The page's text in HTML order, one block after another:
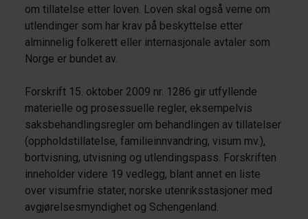
om tillatelse etter loven. Loven skal også verne om
utlendinger som har krav på beskyttelse etter
alminnelig folkerett eller internasjonale avtaler som
Norge er bundet av.
Forskrift 15. oktober 2009 nr. 1286 gir utfyllende
materielle og prosessuelle regler, eksempelvis
saksbehandlingsregler om behandlingen av tillatelser
(oppholdstillatelse, familieinnvandring, visum mv.),
bortvisning, utvisning og utlendingspass. Forskriften
inneholder videre 19 vedlegg, blant annet en liste
over visumfrie stater, norske utenriksstasjoner med
avgjørelsesmyndighet og Schengenland.